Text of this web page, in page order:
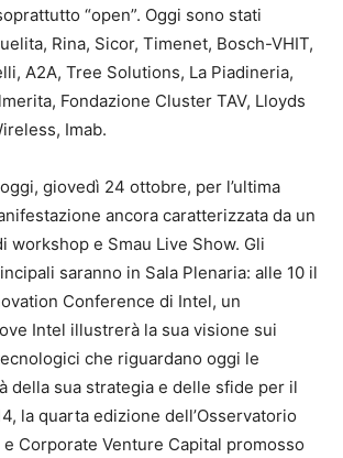
“open”. Oggi sono stati
Rina, Sicor, Timenet, Bosch-VHIT,
A2A, Tree Solutions, La Piadineria,
Fondazione Cluster TAV, Lloyds
Imab.
giovedì 24 ottobre, per l’ultima
ancora caratterizzata da un
workshop e Smau Live Show. Gli
saranno in Sala Plenaria: alle 10 il
Conference di Intel, un
Intel illustrerà la sua visione sui
che riguardano oggi le
della sua strategia e delle sfide per il
la quarta edizione dell’Osservatorio
Corporate Venture Capital promosso